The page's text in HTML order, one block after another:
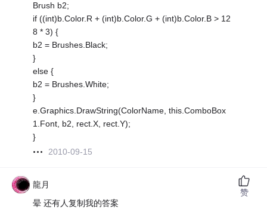
Brush b2;
if ((int)b.Color.R + (int)b.Color.G + (int)b.Color.B > 12
8 * 3) {
b2 = Brushes.Black;
}
else {
b2 = Brushes.White;
}
e.Graphics.DrawString(ColorName, this.ComboBox
1.Font, b2, rect.X, rect.Y);
}
2010-09-15
龍月
晕 还有人复制我的答案
赞